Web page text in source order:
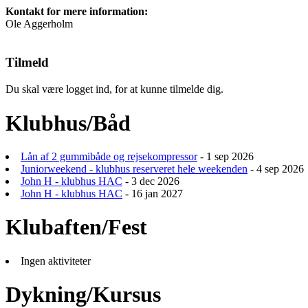
Kontakt for mere information:
Ole Aggerholm
Tilmeld
Du skal være logget ind, for at kunne tilmelde dig.
Klubhus/Båd
Lån af 2 gummibåde og rejsekompressor- 1 sep 2026
Juniorweekend - klubhus reserveret hele weekenden - 4 sep 2026
John H - klubhus HAC - 3 dec 2026
John H - klubhus HAC - 16 jan 2027
Klubaften/Fest
Ingen aktiviteter
Dykning/Kursus